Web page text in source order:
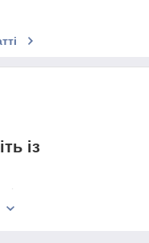
із
вважає саме
українця, мабуть, є